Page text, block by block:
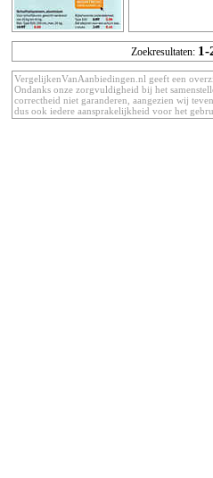
Zoekresultaten: 1-
VergelijkenVanAanbiedingen.nl geeft een
Ondanks onze zorgvuldigheid bij het
correctheid niet garanderen, aangezien wij
dus ook iedere aansprakelijkheid voor het